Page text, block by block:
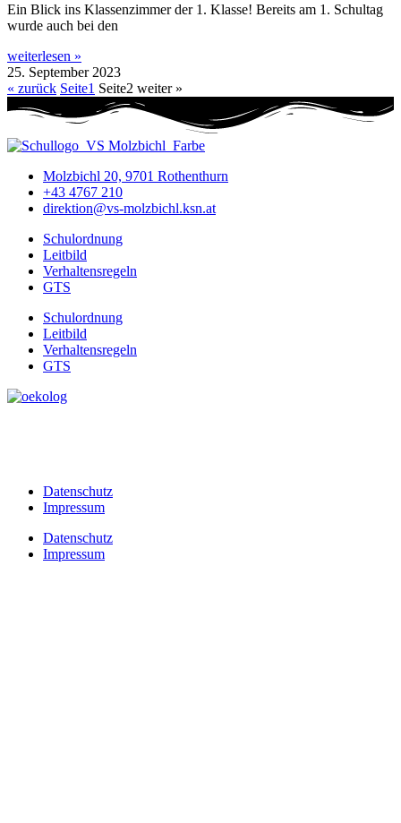
Ein Blick ins Klassenzimmer der 1. Klasse! Bereits am 1. Schultag
wurde auch bei den
weiterlesen »
25. September 2023
« zurück Seite1 Seite2 weiter »
Molzbichl 20, 9701 Rothenthurn
+43 4767 210
direktion@vs-molzbichl.ksn.at
Schulordnung
Leitbild
Verhaltensregeln
GTS
Schulordnung
Leitbild
Verhaltensregeln
GTS
Datenschutz
Impressum
Datenschutz
Impressum